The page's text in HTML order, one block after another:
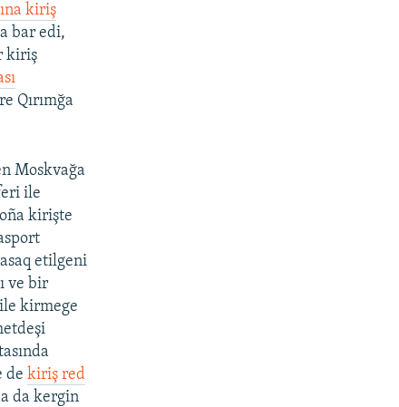
kiriş
bar edi,
kiriş
Qırımğa
Moskvağa
ile
kirişte
etilgeni
ve bir
ile kirmege
de kiriş red
da kergin